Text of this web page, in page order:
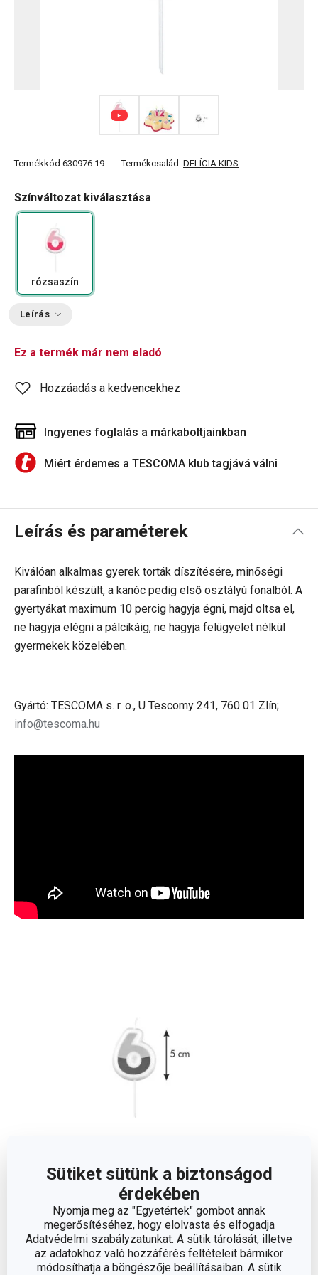
Sütiket sütünk a biztonságod
érdekében
Nyomja meg az "Egyetértek" gombot annak
megerősítéséhez, hogy elolvasta és elfogadja
Adatvédelmi szabályzatunkat. A sütik tárolását, illetve
az adatokhoz való hozzáférés feltételeit bármikor
módosíthatja a böngészője beállításaiban. A sütik
Termékkód 630976.19 Termékcsalád: DELÍCIA KIDS
Színváltozat kiválasztása
rózsaszín
Leírás
Ez a termék már nem eladó
Hozzáadás a kedvencekhez
Ingyenes foglalás a márkaboltjainkban
Miért érdemes a TESCOMA klub tagjává válni
Leírás és paraméterek
Kiválóan alkalmas gyerek torták díszítésére, minőségi
parafinból készült, a kanóc pedig első osztályú fonalból. A
gyertyákat maximum 10 percig hagyja égni, majd oltsa el,
ne hagyja elégni a pálcikáig, ne hagyja felügyelet nélkül
gyermekek közelében.
Gyártó: TESCOMA s. r. o., U Tescomy 241, 760 01 Zlín;
info@tescoma.hu
A TERMÉK HOSSZA (CM) 5